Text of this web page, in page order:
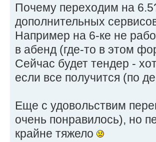
Почему переходим на
дополнительных
Например на 6-ке не
в абенд (где-то в этом
Сейчас будет тендер -
если все получится (по
Еще с удовольствим
очень понравилось), но
крайне тяжело